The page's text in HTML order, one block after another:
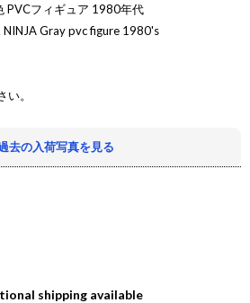
PVCフィギュア 1980年代
NINJA Gray pvc figure 1980's
。
去の入荷写真を見る
shipping available